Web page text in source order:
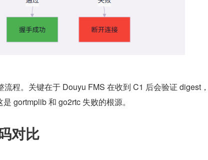
流程。关键在于 Douyu FMS 在收到 C1 后会验证 digest
gortmplib 和 go2rtc 失败的根源。
对比